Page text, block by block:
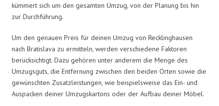
kümmert sich um den gesamten Umzug, von der Planung bis hin
zur Durchführung.
Um den genauen Preis für deinen Umzug von Recklinghausen
nach Bratislava zu ermitteln, werden verschiedene Faktoren
berücksichtigt. Dazu gehören unter anderem die Menge des
Umzugsguts, die Entfernung zwischen den beiden Orten sowie die
gewünschten Zusatzleistungen, wie beispielsweise das Ein- und
Auspacken deiner Umzugskartons oder der Aufbau deiner Möbel.